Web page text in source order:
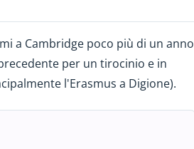
a Cambridge poco più di un anno
per un tirocinio e in
l'Erasmus a Digione).